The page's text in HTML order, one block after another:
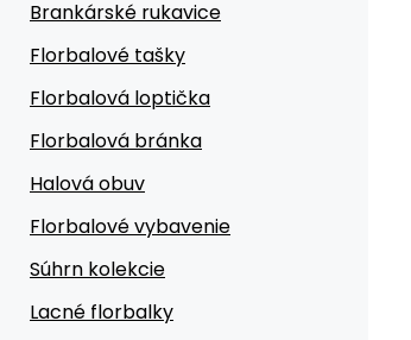
Brankárské rukavice
Florbalové tašky
Florbalová loptička
Florbalová bránka
Halová obuv
Florbalové vybavenie
Súhrn kolekcie
Lacné florbalky